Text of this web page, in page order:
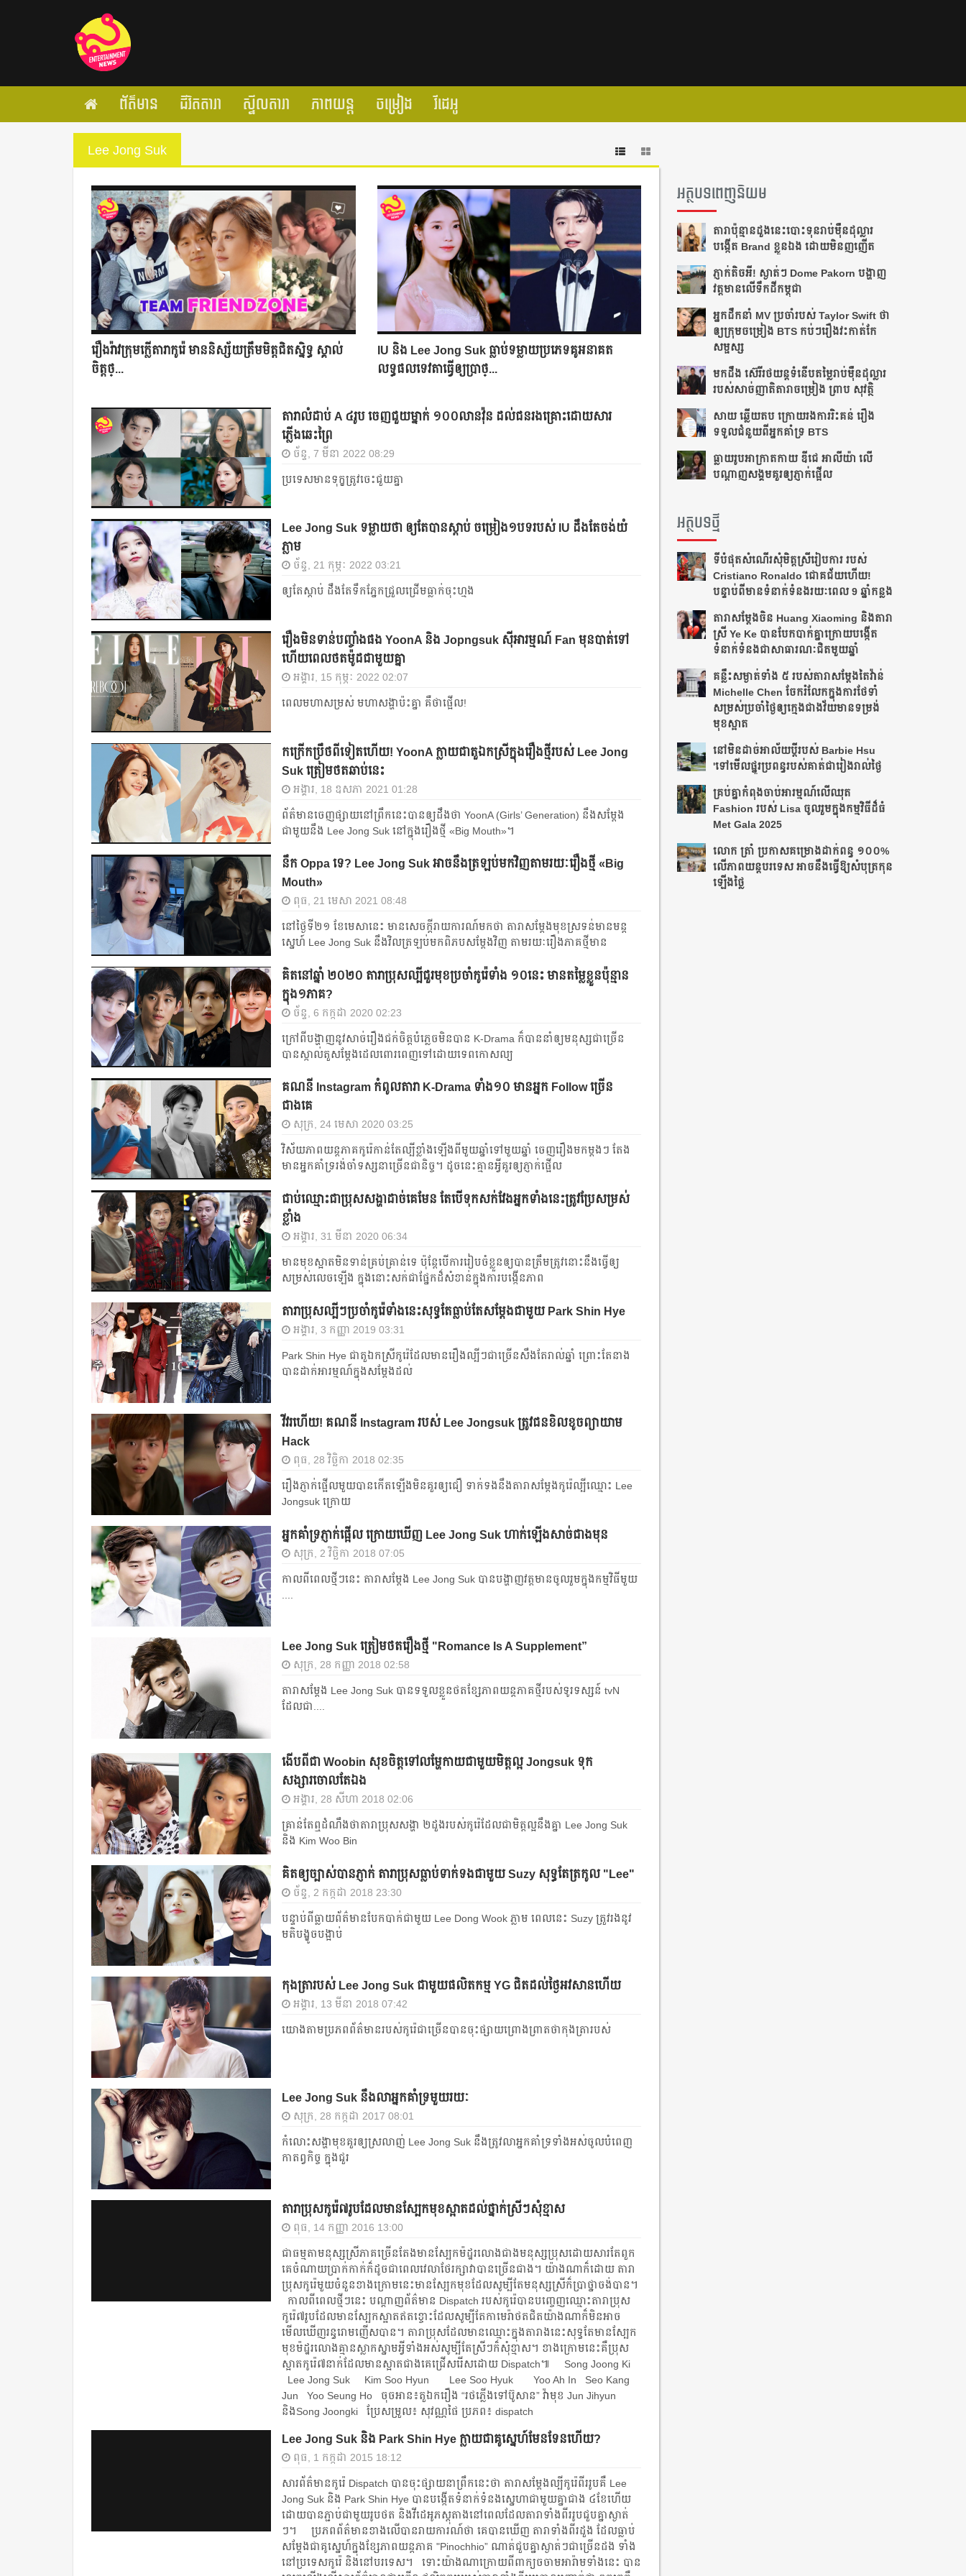
ព័ត៌មាន ជីវិតតារា ស្ទីលតារា ភាពយន្ត ចម្រៀង វីដេអូ
Lee Jong Suk
រឿងរ៉ាវក្រុមក្លើតារាកូរ៉េ មាននិស្ស័យត្រឹមមិត្តជិតស្និទ្ធ ស្គាល់
ចិត្តថ្...
IU និង Lee Jong Suk ធ្លាប់ទម្លាយប្រភេទគូអនាគត
លទ្ធផលទេវតាធ្វើឲ្យប្រាថ្...
តារាលំដាប់ A ៤រូប ចេញជួយម្នាក់ ១០០លានវ៉ុន ដល់ជនរងគ្រោះដោយសារ
ភ្លើងឆេះព្រៃ
ច័ន្ទ, 7 មីនា 2022 08:29
ប្រទេសមានទុក្ខត្រូវចេះជួយគ្នា
Lee Jong Suk ទម្លាយថា ឲ្យតែបានស្ដាប់ ចម្រៀង១បទរបស់ IU ដឹងតែចង់យំ
ភ្លាម
ច័ន្ទ, 21 កុម្ភៈ 2022 03:21
ឲ្យតែស្ដាប់ ដឹងតែទឹកភ្នែកជ្រួលជ្រើមធ្លាក់ចុះហ្មង
រឿងមិនទាន់បញ្ចាំងផង YoonA និង Jopngsuk ស៊ីអារម្មណ៍ Fan មុនបាត់ទៅ
ហើយពេលថតម៉ូដជាមួយគ្នា
អង្គារ, 15 កុម្ភៈ 2022 02:07
ពេលមហាសម្រស់ មហាសង្ហាប៉ះគ្នា គឺថាផ្អើល!
កក្រើកប្រឹថពីទៀតហើយ! YoonA ក្លាយជា​តួឯកស្រីក្នុងរឿង​ថ្មីរបស់ Lee Jong
Suk ត្រៀមថតឆាប់នេះ
អង្គារ, 18 ឧសភា 2021 01:28
ព័ត៌មាន​ចេញ​ផ្សាយ​នៅ​ព្រឹក​នេះ​បាន​ឲ្យ​ដឹង​ថា YoonA (Girls’ Generation) នឹងសម្ដែង​
ជាមួយ​នឹង​ Lee Jong Suk នៅ​ក្នុង​រឿង​ថ្មី «Big Mouth»។
នឹក Oppa ទេ? Lee Jong Suk អាច​នឹង​ត្រឡប់មកវិញតាមរយៈរឿងថ្មី «Big
Mouth»
ពុធ, 21 មេសា 2021 08:48
នៅ​ថ្ងៃ​ទី២១ ខែមេសានេះ មាន​សេចក្ដី​រាយការណ៍មក​ថា​ តារា​សម្ដែង​មុខស្រទន់មាន​មន្ត
ស្នេហ៍ Lee Jong Suk នឹង​វិលត្រឡប់​មក​ពិភបសម្ដែង​វិញ តាមរយៈរឿងភាគ​ថ្មី​មាន​
គិត​នៅឆ្នាំ ២០២០ តារាប្រុស​ល្បី​ជួរ​មុខ​ប្រចាំ​​កូរ៉េទាំង​ ១០​នេះ​ មាន​តម្លៃខ្លួន​ប៉ុន្មាន​
ក្នុង​១ភាគ?
ច័ន្ទ, 6 កក្កដា 2020 02:23
ក្រៅពី​បង្ហាញ​នូវ​សាច់រឿង​ជក់ចិត្ត​បំភ្លេច​មិន​បាន​ K-Drama ក៏​បាន​នាំ​ឲ្យ​មនុស្សជា​ច្រើន​
បាន​ស្កាល់​តួ​សម្ដែង​ដេល​ពោរពេញទៅ​ដោយ​ទេពកោសល្យ​
គណនី Instagram កំពូលតារា K-Drama ទាំង១០ មានអ្នក Follow ច្រើន
ជាងគេ
សុក្រ, 24 មេសា 2020 03:25
វិស័យ​ភាពយន្តភាគ​កូរ៉េ​កាន់​តែ​ល្បី​ខ្លាំង​ឡើង​ពីមួយ​ឆ្នាំទៅមួយ​ឆ្នាំ ចេញ​រឿង​មក​ម្ដងៗ តែង​
មាន​អ្នក​គាំទ្រ​រង់ចាំ​​ទស្សនាច្រើនជានិច្ច។ ដូចនេះ​គ្មាន​អ្វី​គួរ​ឲ្យ​ភ្ញាក់​ផ្អើល​
ជាប់ឈ្មោះជាប្រុសសង្ហាដាច់គេមែន តែបើទុកសក់វែងអ្នកទាំងនេះត្រូវប្រែសម្រស់
ខ្លាំង
អង្គារ, 31 មីនា 2020 06:34
មានមុខស្អាតមិនទាន់គ្រប់គ្រាន់ទេ ប៉ុន្តែបើការរៀបចំខ្លួនឲ្យបានត្រឹមត្រូវនោះនឹងធ្វើឲ្យ
សម្រស់លេចឡើង ក្នុងនោះសក់ជាផ្នែកដ៏សំខាន់ក្នុងការបង្កើនភាព
តារា​ប្រុស​ល្បី​ៗ​ប្រចាំ​កូរ៉េ​ទាំង​នេះ​សុទ្ធ​តែ​ធ្លាប់​តែ​សម្ដែង​ជាមួយ Park Shin Hye
អង្គារ, 3 កញ្ញា 2019 03:31
Park Shin Hye ជា​តួ​ឯក​ស្រី​កូរ៉េ​ដែល​មាន​រឿង​ល្បី​ៗ​ជា​ច្រើន​សឹង​តែ​រាល់​ឆ្នាំ​ ព្រោះ​តែ​នាង​
បាន​ដាក់​អារម្មណ៍​ក្នុង​សម្ដែង​ដល់​
វីវរហើយ! គណនី Instagram របស់ Lee Jongsuk ត្រូវ​ជនខិលខូច​ព្យាយាម
Hack
ពុធ, 28 វិច្ឆិកា 2018 02:35
រឿង​ភ្ញាក់​ផ្អើល​មួយ​បាន​កើត​ឡើង​មិនគួរ​ឲ្យ​ជឿ​ ទាក់ទង​នឹង​តារាសម្ដែង​កូរ៉េ​ល្បីឈ្មោះ​ Lee
Jongsuk ក្រោយ​
អ្នក​គាំទ្រ​ភ្ញាក់​ផ្អើល ក្រោយ​ឃើញ Lee Jong Suk ហាក់​ឡើង​សាច់​ជាង​មុន
សុក្រ, 2 វិច្ឆិកា 2018 07:05
កាល​ពី​ពេល​ថ្មី​ៗ​នេះ តារា​សម្ដែង Lee Jong Suk បាន​បង្ហាញ​វត្តមាន​ចូលរួម​ក្នុង​កម្មវិធី​មួយ​
Lee Jong Suk ត្រៀម​ថត​រឿង​ថ្មី "Romance Is A Supplement”
សុក្រ, 28 កញ្ញា 2018 02:58
តារា​សម្ដែង Lee Jong Suk បាន​ទទួល​ខ្លួន​ថត​ខ្សែ​ភាពយន្ត​ភាគ​ថ្មី​របស់​ទូរទស្សន៍ tvN
ដែល​ជា​....
ងើបពីជា Woobin សុខចិត្តទៅលម្ហែកាយជាមួយមិត្តល្អ Jongsuk ទុក
សង្សារចោលតែឯង
អង្គារ, 28 សីហា 2018 02:06
គ្រាន់​តែ​ឮ​ដំណឹង​ថា​តារា​ប្រុស​សង្ហា​ ២​ដួង​របស់​កូរ៉េ​ដែល​ជា​មិត្ត​ល្អ​នឹង​គ្នា​ Lee Jong Suk
និង​ Kim Woo Bin
គិតឲ្យច្បាស់បានភ្ញាក់​ តារាប្រុសធ្លាប់ទាក់ទងជាមួយ Suzy សុទ្ធតែត្រកូល "Lee"
ច័ន្ទ, 2 កក្កដា 2018 23:30
បន្ទាប់​ពី​ធ្លាយ​ព័ត៌មាន​បែកបាក់​ជាមួយ​ Lee Dong Wook ភ្លាម ពេល​នេះ​ Suzy ត្រួវរង​នូវ​
មតិ​បង្ខូចបង្អាប់​
កុងត្រា​របស់ Lee Jong Suk ជាមួយ​ផលិតកម្ម YG ជិត​ដល់​ថ្ងៃ​អវសានហើយ
អង្គារ, 13 មីនា 2018 07:42
យោង​តាម​ប្រភព​ព័ត៌មាន​របស់​កូរ៉េ​ជា​ច្រើន​បាន​ចុះ​ផ្សាយ​ព្រោងព្រាត​ថា​កុងត្រា​របស់​
Lee Jong Suk នឹងលា​អ្នកគាំទ្រ​​មួយ​រយៈ
សុក្រ, 28 កក្កដា 2017 08:01
កំលោះ​សង្ហា​មុខ​គួរ​ឲ្យ​ស្រលាញ់​ Lee Jong Suk នឹង​ត្រូវ​លា​អ្នក​គាំទ្រ​ទាំង​អស់​ចូល​បំពេញ​
កាតព្វកិច្ច​ ក្នុង​ជួរ​
តារា​ប្រុស​កូរ៉េ​៧​រូប​ដែល​មាន​ស្បែក​មុខ​ស្អាត​ដល់​ថ្នាក់​ស្រី​ៗ​សុំ​ខ្មាស
ពុធ, 14 កញ្ញា 2016 13:00
ជា​ធម្មតា​មនុស្ស​ស្រី​ភាគ​ច្រើន​តែង​មាន​ស្បែក​ម៉ដ្ឋ​រលោង​ជាង​មនុស្ស​ប្រុស​ដោយ​សារ​តែ​ពួក​
គេ​ចំណាយ​ប្រាក់​កាក់​ក៏​ដូច​ជា​ពេល​វេលា​ថែ​រក្សា​វា​បាន​ច្រើន​ជាង។ យ៉ាងណាក៏ដោយ តារា​
ប្រុស​កូរ៉េ​មួយ​ចំនួន​ខាង​ក្រោម​នេះ​មាន​ស្បែក​មុខ​ដែល​សូម្បី​តែ​មនុស្ស​ស្រី​ក៏​ប្រាថ្នា​ចង់​បាន។
កាល​ពី​ពេល​ថ្មីៗ​នេះ បណ្ដាញ​ព័ត៌មាន Dispatch របស់​កូរ៉េ​បាន​បញ្ចេញ​ឈ្មោះ​តារា​ប្រុស​
កូរ៉េ​៧​រូប​ដែល​មាន​ស្បែក​ស្អាត​ឥត​ខ្ចោះ​ដែល​សូម្បី​តែ​កាមេរ៉ា​ថត​ជិត​យ៉ាង​ណា​ក៏​មិន​អាច​
មើល​ឃើញ​រន្ធ​រោម​ញើស​បាន។ តារា​ប្រុស​ដែល​មាន​ឈ្មោះ​ក្នុង​តារាង​នេះ​សុទ្ធ​តែ​មាន​ស្បែក​
មុខ​ម៉ដ្ឋ​រលោង​គ្មាន​ស្លាក​ស្នាម​អ្វី​ទាំង​អស់​សូម្បី​តែ​ស្រី​ៗ​ក៏​សុំ​ខ្មាស។ ខាង​ក្រោម​នេះ​គឺ​ប្រុស​
ស្អាត​កូរ៉េ​៧​នាក់​ដែល​មាន​ស្អាត​ជាង​គេ​ជ្រើស​រើស​ដោយ Dispatch៕ Song Joong Ki
Lee Jong Suk Kim Soo Hyun Lee Soo Hyuk Yoo Ah In Seo Kang
Jun Yoo Seung Ho ចុចអាន៖តួ​ឯក​រឿង “រថភ្លើង​ទៅ​ប៊ូសាន” វ៉ាមុខ Jun Jihyun
និងSong Joongki ប្រែ​សម្រួល៖ សុវណ្ណផៃ ប្រភព៖ dispatch
Lee Jong Suk និង Park Shin Hye ក្លាយ​ជា​គូ​ស្នេហ៍​មែនទែន​ហើយ?
ពុធ, 1 កក្កដា 2015 18:12
សារព័ត៌មាន​កូរ៉េ​ Dispatch បាន​ចុះ​ផ្សាយ​នា​ព្រឹក​នេះ​ថា តារា​សម្ដែង​ល្បី​កូរ៉េ​ពីរ​រូប​គឺ Lee
Jong Suk និង Park Shin Hye បាន​បង្កើត​ទំនាក់ទំនង​ស្នេហា​ជាមួយ​គ្នា​ជាង ៤ខែ​ហើយ ​
ដោយ​បាន​ភ្ជាប់​ជាមួយ​រូប​ថត និង​វីដេអូ​ភស្តុតាង​នៅ​ពេល​ដែល​តារា​ទាំង​ពីរ​រូប​ជួប​គ្នា​ស្ងាត់​
ៗ។ ប្រភព​ព័ត៌មាន​ខាង​លើ​​បាន​រាយការណ៍​ថា គេ​បាន​ឃើញ តារា​ទាំង​ពីរ​ដួង​ ដែល​ធ្លាប់​
សម្ដែង​ជា​គូ​ស្នេហ៍​ក្នុង​ខ្សែ​ភាពយន្ត​ភាគ "Pinochhio” ណាត់​ជួប​គ្នា​ស្ងាត់​ៗ​ជា​ច្រើន​ដង ទាំង​
នៅ​ប្រទេស​កូរ៉េ និង​នៅ​បរទេស។ ទោះ​យ៉ាង​ណា​ក្រោយ​ពី​ពាក្យ​ចចាមអារ៉ាម​ទាំង​នេះ បាន​
អត្ថបទពេញនិយម
តារា​ប៉ុន្មានដួងនេះបោះ​ទុន​រាប់​ម៉ឺន​ដុល្លារ
បង្កើត Brand ខ្លួន​ឯង ដោយមិនញញើត
ភ្ញាក់តិចអី!​ ស្ងាត់ៗ Dome Pakorn បង្ហាញ
វត្តមាន​លើទឹកដីកម្ពុជា
អ្នក​ដឹក​នាំ​ MV ប្រចាំ​របស់​ Taylor Swift ថា​
ឲ្យ​ក្រុម​ចម្រៀង BTS កប់ៗ​រឿង​វះកាត់​កែ​
សម្ផស្ស
​មក​ដឹង​ ស៊េរីរថយន្ត​ទំនើប​តម្លៃ​រាប់​ម៉ឺន​ដុល្លារ
របស់​សាច់​ញាតិ​តារាចម្រៀង ​​ព្រាប សុវត្ថិ
សាយ ឆ្លើយតប​ ក្រោយរង​ការ​រិះគន់ រឿង​
ទទួលជំនួយពីអ្នកគាំទ្រ BTS
ធ្លាយ​រូប​អាក្រាត​កាយ ឌីជេ អាលីយ៉ា លើ​
បណ្ដាញ​សង្គម​គួរ​ឲ្យ​ភ្ញាក់​ផ្អើល
អត្ថបទថ្មី
ទីបំផុតសំណើរសុំមិត្តស្រីរៀបការ របស់
Cristiano Ronaldo ជោគជ័យហើយ!
បន្ទាប់ពីមានទំនាក់ទំនងរយៈពេល 9 ឆ្នាំកន្លង
តារាសម្ដែងចិន Huang Xiaoming និងតារា
ស្រី Ye Ke បានបែកបាក់គ្នាក្រោយបង្កើត
ទំនាក់ទំនងជាសាធារណៈជិតមួយឆ្នាំ
គន្លឹះសម្ងាត់ទាំង ៥ របស់តារាសម្តែងតៃវ៉ាន់
Michelle Chen ចែករំលែកក្នុងការថែទាំ
សម្រស់ប្រចាំថ្ងៃឲ្យក្មេងជាងវ័យមានទម្រង់
មុខស្អាត
នៅមិនដាច់អាល័យប្តីរបស់ Barbie Hsu
'ទៅមើលផ្នូរប្រពន្ធរបស់គាត់ជារៀងរាល់ថ្ងៃ
គ្រប់គ្នាកំពុងចាប់អារម្មណ៍លើឈុត
Fashion របស់ Lisa ចូលរួមក្នុងកម្មវិធីដ៏ធំ
Met Gala 2025
លោក ត្រាំ ប្រកាសគម្រោងដាក់ពន្ធ ១០០%
លើភាពយន្តបរទេស អាចនឹងធ្វើឱ្យសំបុត្រកុន
ឡើងថ្លៃ